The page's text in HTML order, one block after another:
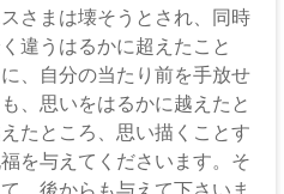
さまは壊そうとされ、同時
違うはるかに超えたこと
、自分の当たり前を手放せ
、思いをはるかに越えたと
たところ、思い描くことす
を与えてくださいます。そ
、後からも与えて下さいま